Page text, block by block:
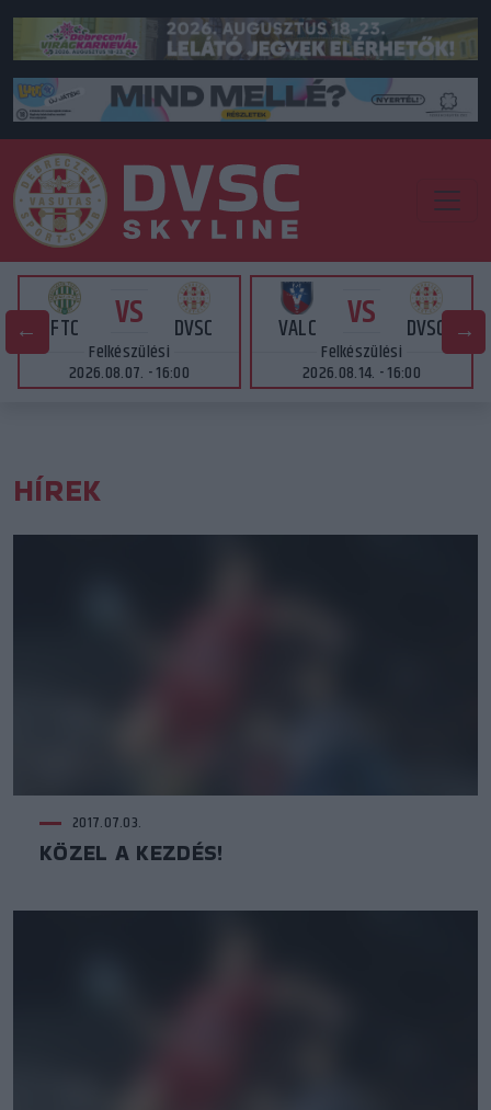
FTC VS DVSC
Felkészülési
2026.08.07. - 16:00
VALC VS DVSC
Felkészülési
2026.08.14. - 16:00
HÍREK
2017.07.03.
KÖZEL A KEZDÉS!